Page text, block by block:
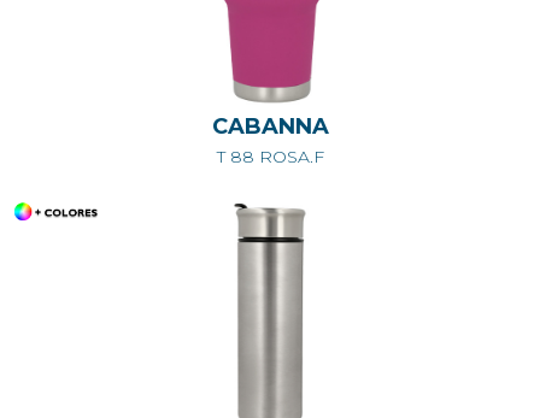
CABANNA
T 88 ROSA.F